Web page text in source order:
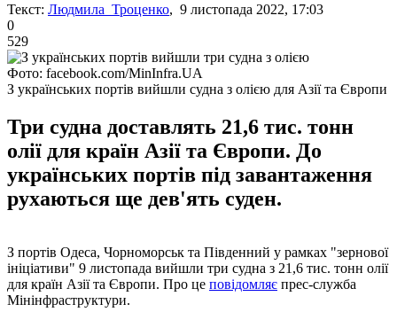
Текст: Людмила Троценко, 9 листопада 2022, 17:03
0
529
Фото: facebook.com/MinInfra.UA
З українських портів вийшли судна з олією для Азії та Європи
Три судна доставлять 21,6 тис. тонн
олії для країн Азії та Європи. До
українських портів під завантаження
рухаються ще дев'ять суден.
З портів Одеса, Чорноморськ та Південний у рамках "зернової
ініціативи" 9 листопада вийшли три судна з 21,6 тис. тонн олії
для країн Азії та Європи. Про це повідомляє прес-служба
Мінінфраструктури.